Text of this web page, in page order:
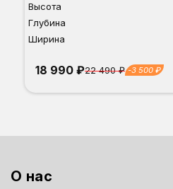
Высота
Глубина
Ширина
18 990 ₽22 490 ₽ -3 500 ₽
О нас